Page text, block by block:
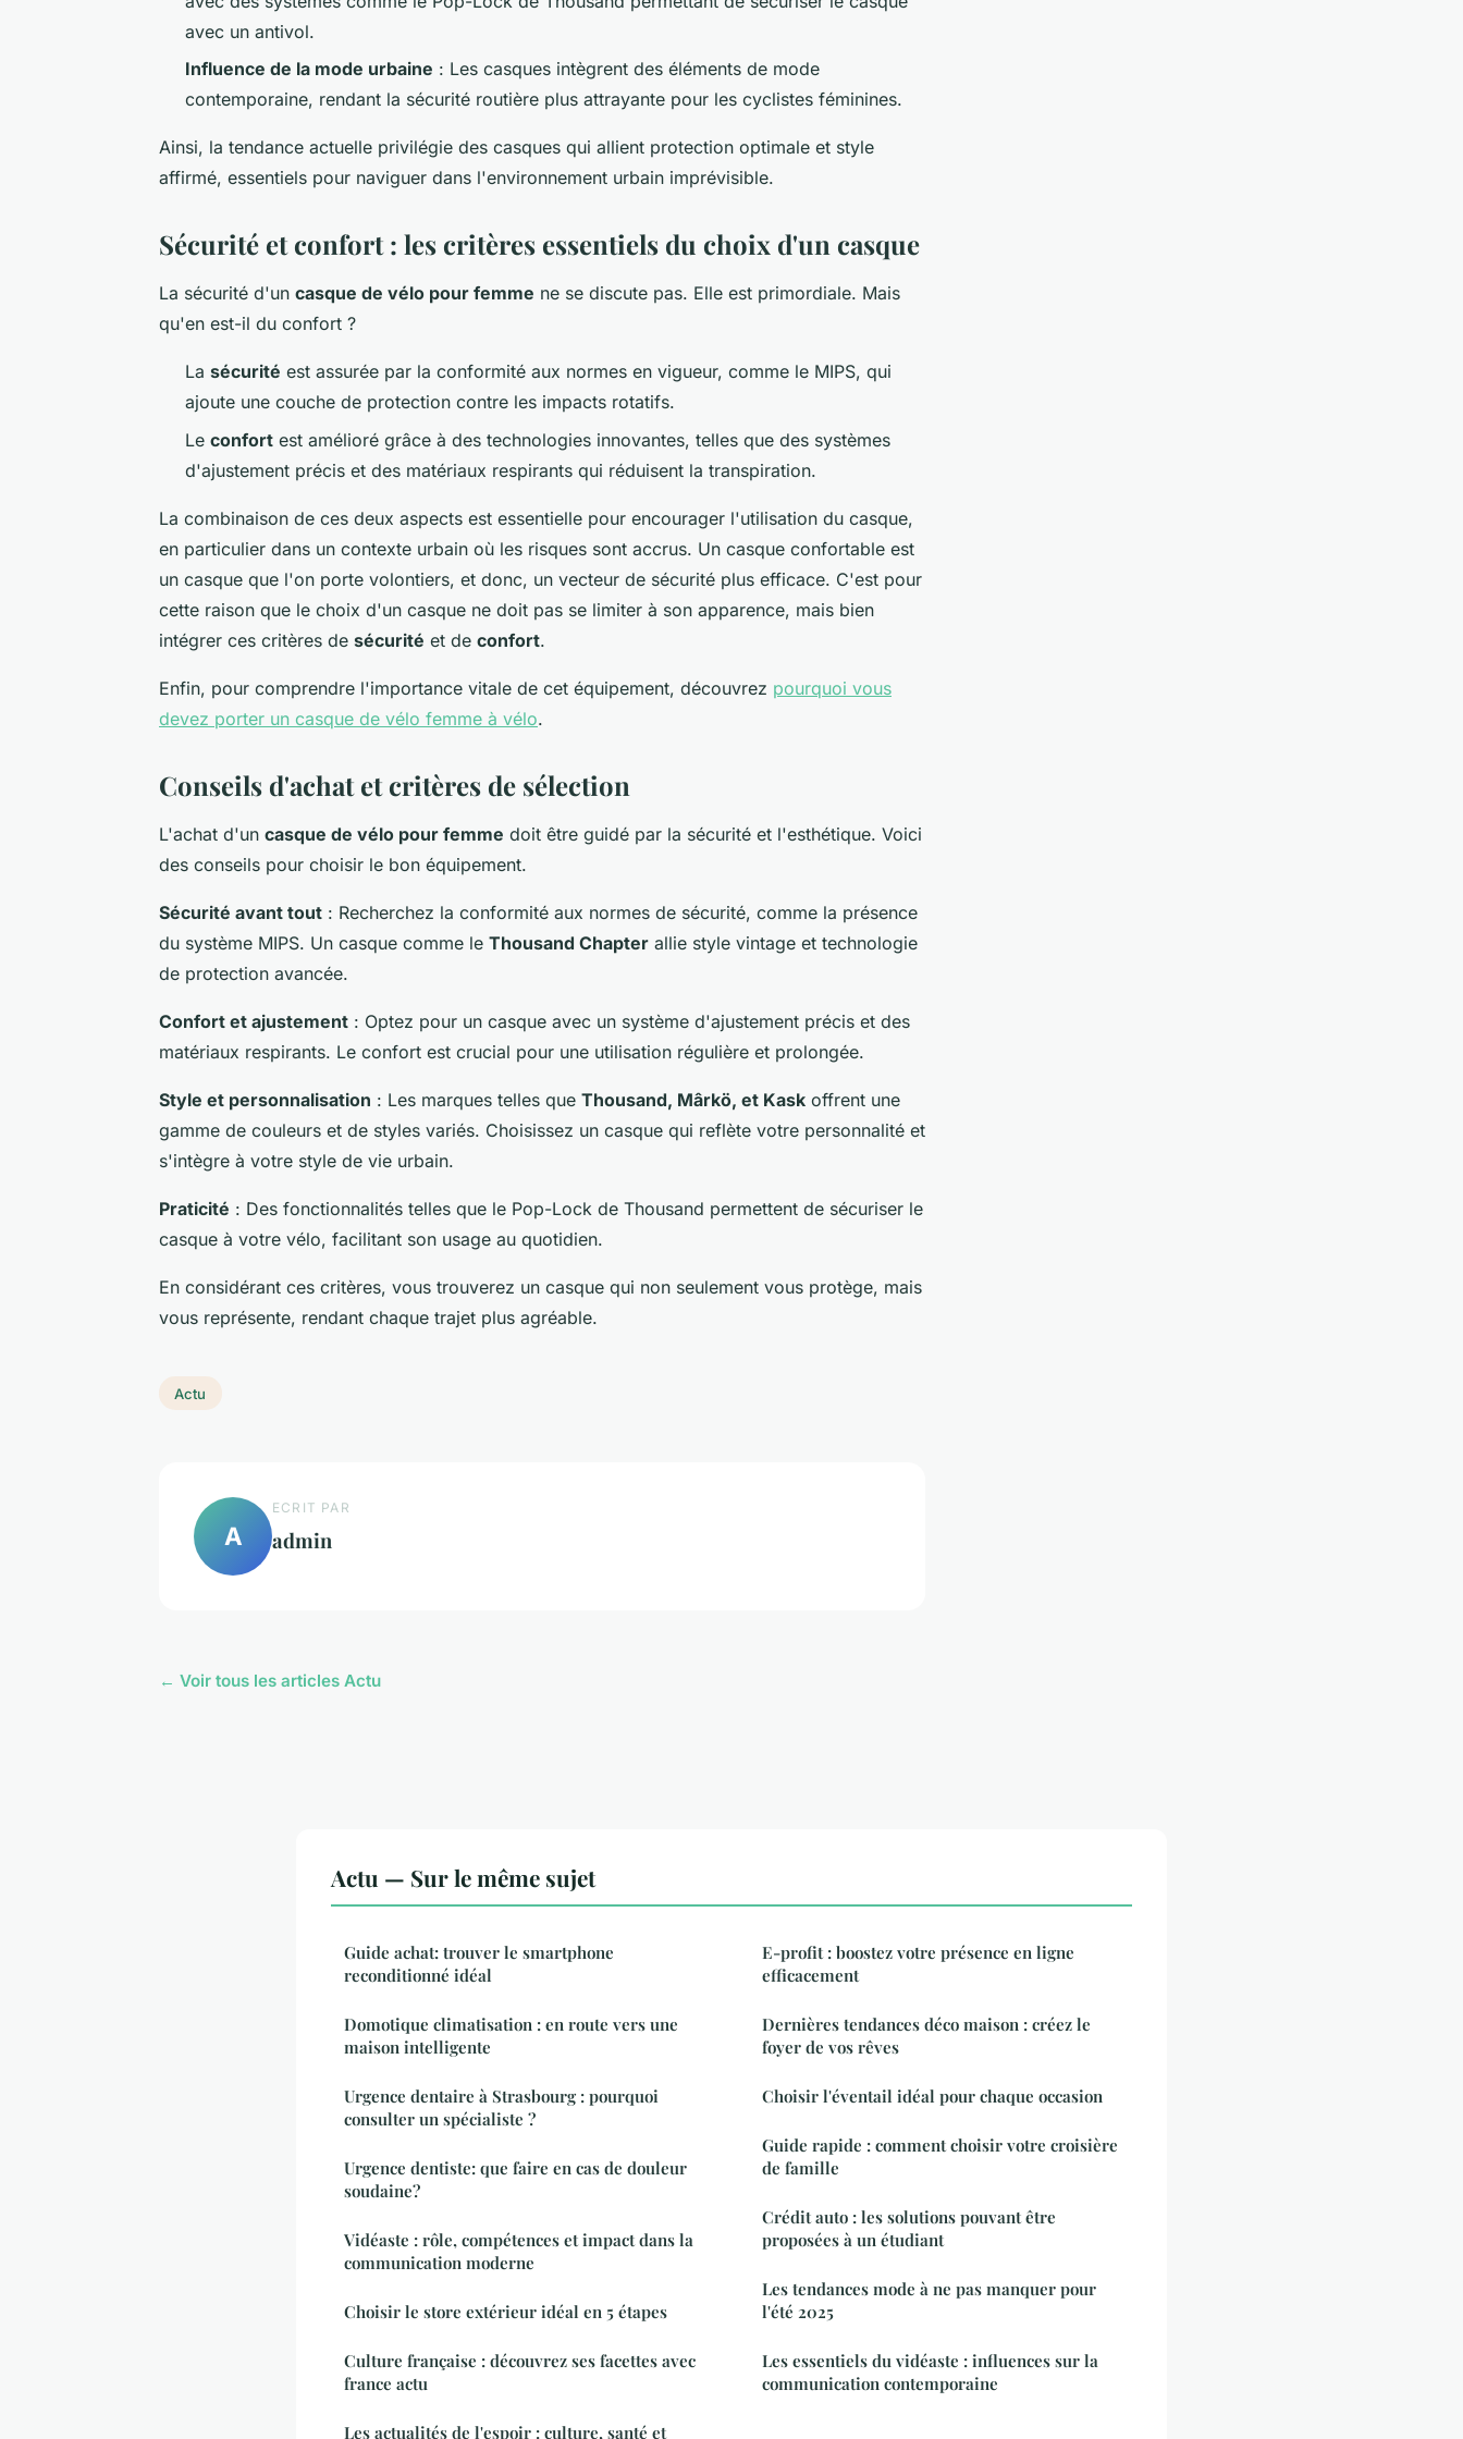
avec un antivol.
Influence de la mode urbaine : Les casques intègrent des éléments de mode
contemporaine, rendant la sécurité routière plus attrayante pour les cyclistes féminines.
Ainsi, la tendance actuelle privilégie des casques qui allient protection optimale et style
affirmé, essentiels pour naviguer dans l'environnement urbain imprévisible.
Sécurité et confort : les critères essentiels du choix d'un casque
La sécurité d'un casque de vélo pour femme ne se discute pas. Elle est primordiale. Mais
qu'en est-il du confort ?
La sécurité est assurée par la conformité aux normes en vigueur, comme le MIPS, qui
ajoute une couche de protection contre les impacts rotatifs.
Le confort est amélioré grâce à des technologies innovantes, telles que des systèmes
d'ajustement précis et des matériaux respirants qui réduisent la transpiration.
La combinaison de ces deux aspects est essentielle pour encourager l'utilisation du casque,
en particulier dans un contexte urbain où les risques sont accrus. Un casque confortable est
un casque que l'on porte volontiers, et donc, un vecteur de sécurité plus efficace. C'est pour
cette raison que le choix d'un casque ne doit pas se limiter à son apparence, mais bien
intégrer ces critères de sécurité et de confort.
Enfin, pour comprendre l'importance vitale de cet équipement, découvrez pourquoi vous
devez porter un casque de vélo femme à vélo.
Conseils d'achat et critères de sélection
L'achat d'un casque de vélo pour femme doit être guidé par la sécurité et l'esthétique. Voici
des conseils pour choisir le bon équipement.
Sécurité avant tout : Recherchez la conformité aux normes de sécurité, comme la présence
du système MIPS. Un casque comme le Thousand Chapter allie style vintage et technologie
de protection avancée.
Confort et ajustement : Optez pour un casque avec un système d'ajustement précis et des
matériaux respirants. Le confort est crucial pour une utilisation régulière et prolongée.
Style et personnalisation : Les marques telles que Thousand, Mârkö, et Kask offrent une
gamme de couleurs et de styles variés. Choisissez un casque qui reflète votre personnalité et
s'intègre à votre style de vie urbain.
Praticité : Des fonctionnalités telles que le Pop-Lock de Thousand permettent de sécuriser le
casque à votre vélo, facilitant son usage au quotidien.
En considérant ces critères, vous trouverez un casque qui non seulement vous protège, mais
vous représente, rendant chaque trajet plus agréable.
Actu
A
ECRIT PAR
admin
← Voir tous les articles Actu
Actu — Sur le même sujet
Guide achat: trouver le smartphone
reconditionné idéal
Domotique climatisation : en route vers une
maison intelligente
Urgence dentaire à Strasbourg : pourquoi
consulter un spécialiste ?
Urgence dentiste: que faire en cas de douleur
soudaine?
Vidéaste : rôle, compétences et impact dans la
communication moderne
Choisir le store extérieur idéal en 5 étapes
Culture française : découvrez ses facettes avec
france actu
Les actualités de l'espoir : culture, santé et
E-profit : boostez votre présence en ligne
efficacement
Dernières tendances déco maison : créez le
foyer de vos rêves
Choisir l'éventail idéal pour chaque occasion
Guide rapide : comment choisir votre croisière
de famille
Crédit auto : les solutions pouvant être
proposées à un étudiant
Les tendances mode à ne pas manquer pour
l'été 2025
Les essentiels du vidéaste : influences sur la
communication contemporaine